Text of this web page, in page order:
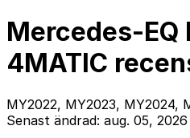
Mercedes-EQ
4MATIC
MY2022, MY2023, MY2024,
Senast ändrad: aug. 05, 2026